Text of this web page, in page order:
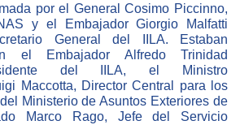
por el General Cosimo Piccinno,
y el Embajador Giorgio Malfatti
General del IILA. Estaban
el Embajador Alfredo Trinidad
del IILA, el Ministro
Maccotta, Director Central para los
Ministerio de Asuntos Exteriores de
Marco Rago, Jefe del Servicio